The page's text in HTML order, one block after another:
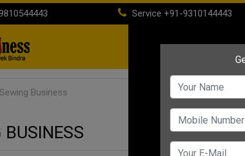
Service +91-9310144443
Sewing Business
BUSINESS